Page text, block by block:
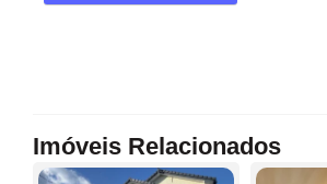
Imóveis Relacionados